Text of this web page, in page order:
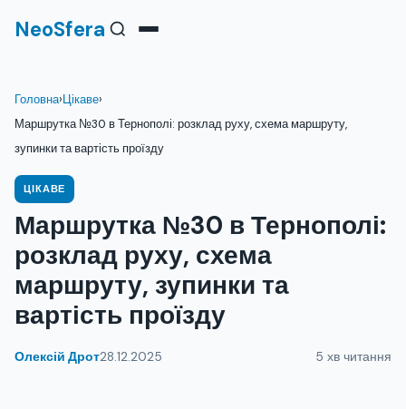
NeoSfera
Головна›Цікаве›
Маршрутка №30 в Тернополі: розклад руху, схема маршруту,
зупинки та вартість проїзду
ЦІКАВЕ
Маршрутка №30 в Тернополі:
розклад руху, схема
маршруту, зупинки та
вартість проїзду
Олексій Дрот28.12.2025 5 хв читання